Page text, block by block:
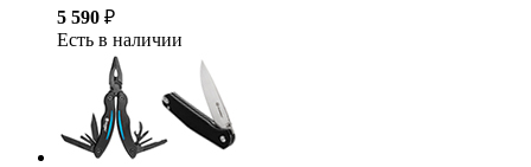
5 590 ₽
Есть в наличии